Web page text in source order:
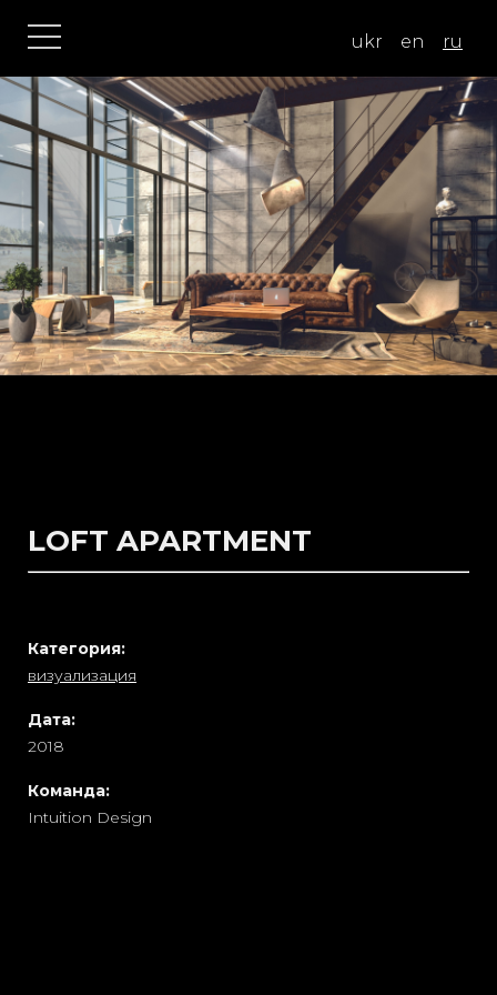
ukr en ru
LOFT APARTMENT
Категория:
визуализация
Дата:
2018
Команда:
Intuition Design